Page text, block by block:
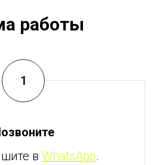
работы
в WhatsApp.